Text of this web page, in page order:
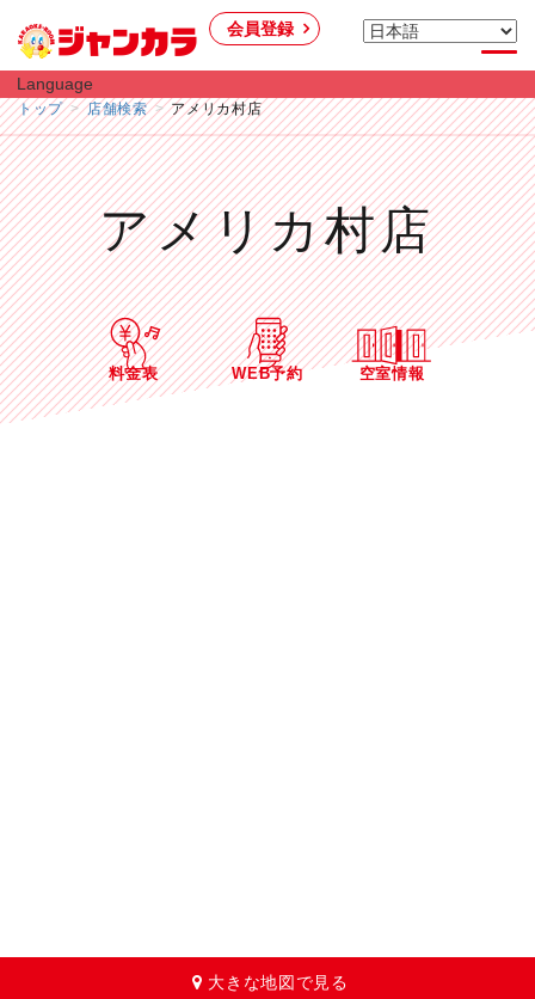
会員登録
Language
トップ 店舗検索 アメリカ村店
アメリカ村店
料金表 WEB予約 空室情報
大きな地図で見る